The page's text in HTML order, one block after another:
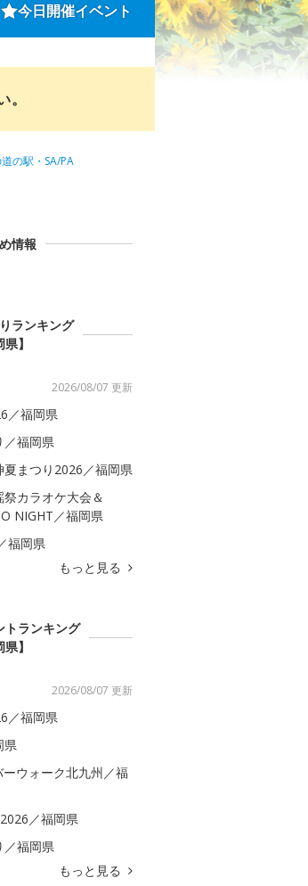
今日開催イベント
の駅・SA/PA
情報
ランキング
県】
2026/08/07 更新
／福岡県
／福岡県
まつり2026／福岡県
カラオケ大会＆
NIGHT／福岡県
福岡県
もっと見る
トランキング
県】
2026/08/07 更新
／福岡県
県
ウォーク北九州／福
／福岡県
／福岡県
もっと見る